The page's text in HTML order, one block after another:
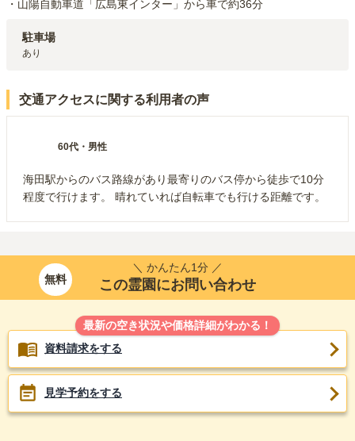
・山陽自動車道「広島東インター」から車で約36分
駐車場
あり
交通アクセスに関する利用者の声
60代 ・ 男性
海田駅からのバス路線があり最寄りのバス停から徒歩で10分
程度で行けます。 晴れていれば自転車でも行ける距離です。
無料
＼ かんたん1分 ／
この霊園にお問い合わせ
最新の空き状況や価格詳細がわかる！
資料請求をする
見学予約をする